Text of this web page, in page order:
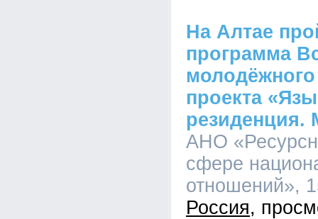
На Алтае
программа
проекта
резиденция.
АНО
сфере
отношений»,
Россия